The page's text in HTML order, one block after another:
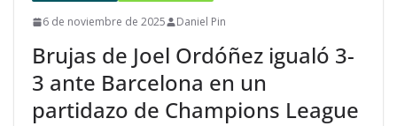
6 de noviembre de 2025 Daniel Pin
Brujas de Joel Ordóñez igualó 3-
3 ante Barcelona en un
partidazo de Champions League